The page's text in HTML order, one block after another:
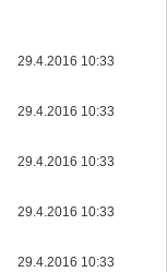
29.4.2016 10:33
29.4.2016 10:33
29.4.2016 10:33
29.4.2016 10:33
29.4.2016 10:33